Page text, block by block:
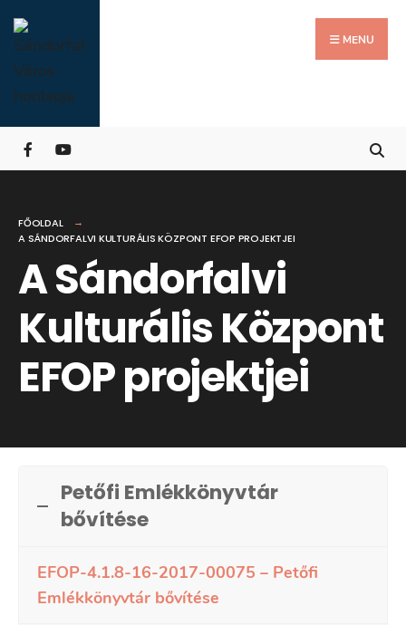
Skip
to
content
MENU
FŐOLDAL
A SÁNDORFALVI KULTURÁLIS KÖZPONT EFOP PROJEKTJEI
A Sándorfalvi
Kulturális Központ
EFOP projektjei
Petőfi Emlékkönyvtár
bővítése
EFOP-4.1.8-16-2017-00075 – Petőfi
Emlékkönyvtár bővítése
for:
Close